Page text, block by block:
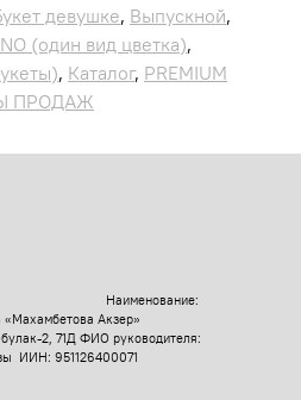
девушке, Выпускной,
(один вид цветка),
, Каталог, PREMIUM
ПРОДАЖ
до 01.00 Наименование:
«Махамбетова Акзер»
2, 71Д ФИО руководителя:
ИИН: 951126400071